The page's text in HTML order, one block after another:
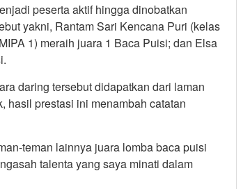
peserta aktif hingga dinobatkan
yakni, Rantam Sari Kencana Puri (kelas
1) meraih juara 1 Baca Puisi; dan Elsa
daring tersebut didapatkan dari laman
hasil prestasi ini menambah catatan
teman lainnya juara lomba baca puisi
talenta yang saya minati dalam